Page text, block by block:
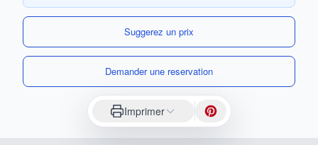
Suggerez un prix
Demander une reservation
Imprimer